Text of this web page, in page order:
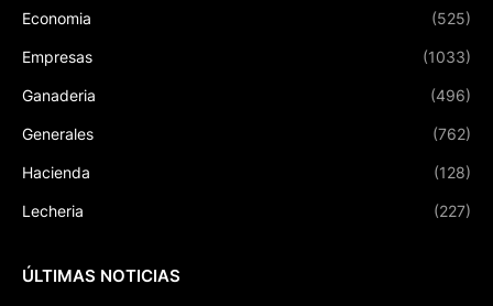
Economia (525)
Empresas (1033)
Ganaderia (496)
Generales (762)
Hacienda (128)
Lecheria (227)
ÚLTIMAS NOTICIAS